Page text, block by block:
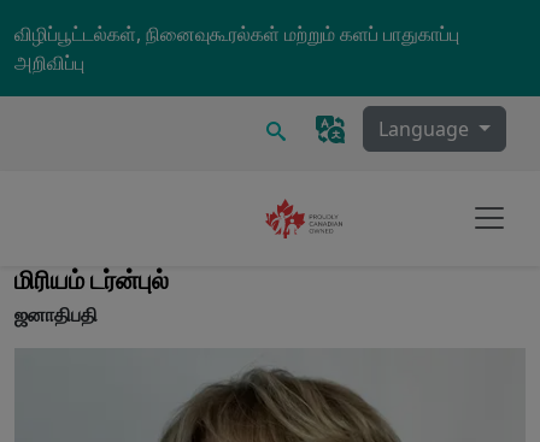
விழிப்பூட்டல்கள், நினைவுகூரல்கள் மற்றும் களப் பாதுகாப்பு
அறிவிப்பு
தேடல் Language
மிரியம் டர்ன்புல்
ஜனாதிபதி